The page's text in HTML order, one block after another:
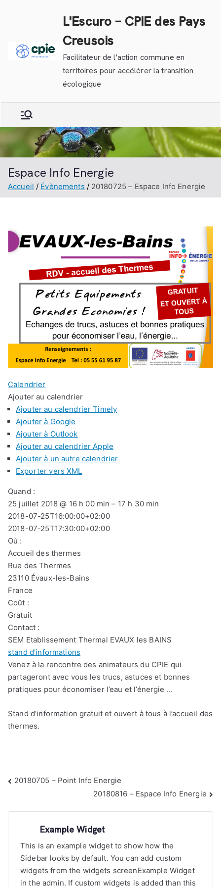
L'Escuro – CPIE des Pays
Creusois
Facilitateur de l'action commune en
territoires pour accélérer la transition
écologique
Espace Info Energie
Accueil Évènements 20180725 – Espace Info Energie
Calendrier
Ajouter au calendrier
Ajouter au calendrier Timely
Ajouter à Google
Ajouter à Outlook
Ajouter au calendrier Apple
Ajouter à un autre calendrier
Exporter vers XML
Quand :
25 juillet 2018 @ 16 h 00 min – 17 h 30 min
2018-07-25T16:00:00+02:00
2018-07-25T17:30:00+02:00
Où :
Accueil des thermes
Rue des Thermes
23110 Évaux-les-Bains
France
Coût :
Gratuit
Contact :
SEM Etablissement Thermal EVAUX les BAINS
stand d'informations
Venez à la rencontre des animateurs du CPIE qui
partageront avec vous les trucs, astuces et bonnes
pratiques pour économiser l’eau et l’énergie …
Stand d’information gratuit et ouvert à tous à l’accueil des
thermes.
Navigation
20180705 – Point Info Energie
20180816 – Espace Info Energie
Example Widget
This is an example widget to show how the
Sidebar looks by default. You can add custom
widgets from the widgets screenExample Widget
in the admin. If custom widgets is added than this